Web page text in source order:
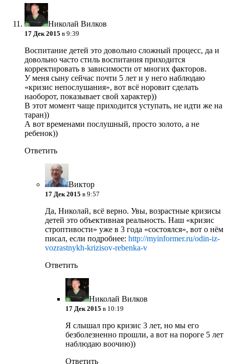
Николай Вилков
17 Дек 2015 в 9:39
Воспитание детей это довольно сложный процесс, да и
довольно часто стиль воспитания приходится
корректировать в зависимости от многих факторов.
У меня сыну сейчас почти 5 лет и у него наблюдаю
«кризис непослушания», вот всё норовит сделать
наоборот, показывает свой характер))
В этот момент чаще приходится уступать, не идти же на
таран))
А вот временами послушный, просто золото, а не
ребенок))
Ответить
Виктор
17 Дек 2015 в 9:57
Да, Николай, всё верно. Увы, возрастные кризисы
детей это объективная реальность. Наш «кризис
строптивости» уже в 3 года «состоялся», вот о нём
писал, если подробнее: http://myinformer.ru/odin-iz-
vozrastnykh-krizisov-rebenka-v
Ответить
Николай Вилков
17 Дек 2015 в 10:19
Я слышал про кризис 3 лет, но мы его
безболезненно прошли, а вот на пороге 5 лет
наблюдаю воочию))
Ответить